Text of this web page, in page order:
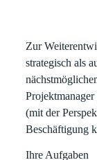
Zur
strategisch als
(mit der
Beschäftigung
Ihre Aufgaben